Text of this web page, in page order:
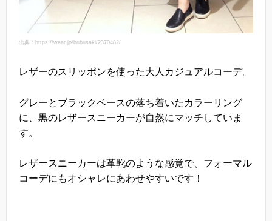
出典：https://wear.jp/bubusaki/2370482/
レザーのスリッポンを使った大人カジュアルコーデ。
グレーとブラックベースの落ち着いたカラーリング
に、黒のレザースニーカーが自然にマッチしていま
す。
レザースニーカーは革靴のような感覚で、フォーマル
コーデにもオシャレにあわせやすいです！